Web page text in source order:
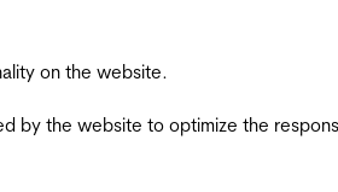
on the website.
by the website to optimize the